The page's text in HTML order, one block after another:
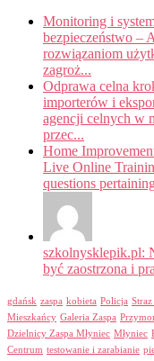
Monitoring i
bezpieczeństwo
rozwiązaniom
zagroż...
Odprawa celna
importerów i
agencji celnych w
przec...
Home
Live Online
questions
szkolnysklepik.pl:
być zaostrzona i
gdańsk zaspa kobieta Policja
Mieszkańcy Galeria Zaspa
Dzielnicy Zaspa Młyniec Młyniec
Centrum testowanie i zarabianie